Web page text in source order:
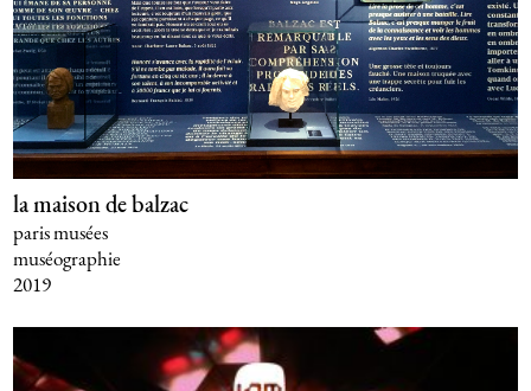
la maison de balzac
paris musées
muséographie
2019